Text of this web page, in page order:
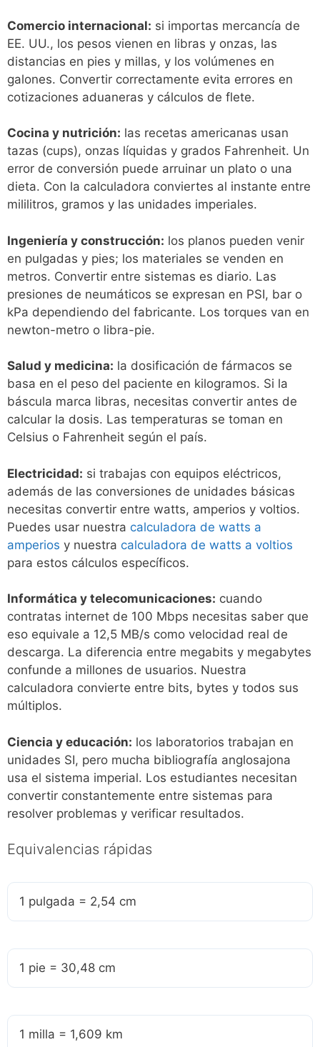
Comercio internacional: si importas mercancía de
EE. UU., los pesos vienen en libras y onzas, las
distancias en pies y millas, y los volúmenes en
galones. Convertir correctamente evita errores en
cotizaciones aduaneras y cálculos de flete.
Cocina y nutrición: las recetas americanas usan
tazas (cups), onzas líquidas y grados Fahrenheit. Un
error de conversión puede arruinar un plato o una
dieta. Con la calculadora conviertes al instante entre
mililitros, gramos y las unidades imperiales.
Ingeniería y construcción: los planos pueden venir
en pulgadas y pies; los materiales se venden en
metros. Convertir entre sistemas es diario. Las
presiones de neumáticos se expresan en PSI, bar o
kPa dependiendo del fabricante. Los torques van en
newton-metro o libra-pie.
Salud y medicina: la dosificación de fármacos se
basa en el peso del paciente en kilogramos. Si la
báscula marca libras, necesitas convertir antes de
calcular la dosis. Las temperaturas se toman en
Celsius o Fahrenheit según el país.
Electricidad: si trabajas con equipos eléctricos,
además de las conversiones de unidades básicas
necesitas convertir entre watts, amperios y voltios.
Puedes usar nuestra calculadora de watts a
amperios y nuestra calculadora de watts a voltios
para estos cálculos específicos.
Informática y telecomunicaciones: cuando
contratas internet de 100 Mbps necesitas saber que
eso equivale a 12,5 MB/s como velocidad real de
descarga. La diferencia entre megabits y megabytes
confunde a millones de usuarios. Nuestra
calculadora convierte entre bits, bytes y todos sus
múltiplos.
Ciencia y educación: los laboratorios trabajan en
unidades SI, pero mucha bibliografía anglosajona
usa el sistema imperial. Los estudiantes necesitan
convertir constantemente entre sistemas para
resolver problemas y verificar resultados.
Equivalencias rápidas
1 pulgada = 2,54 cm
1 pie = 30,48 cm
1 milla = 1,609 km